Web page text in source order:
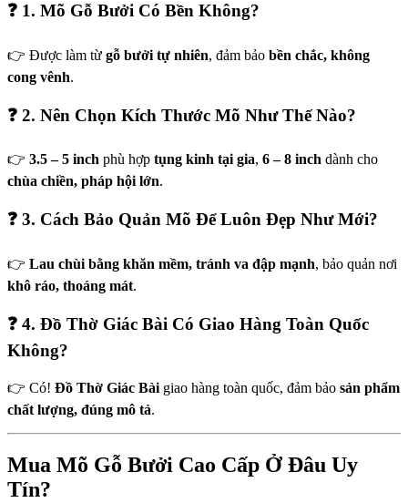
❓ 1. Mõ Gỗ Bưởi Có Bền Không?
👉 Được làm từ gỗ bưởi tự nhiên, đảm bảo bền chắc, không
cong vênh.
❓ 2. Nên Chọn Kích Thước Mõ Như Thế Nào?
👉 3.5 – 5 inch phù hợp tụng kinh tại gia, 6 – 8 inch dành cho
chùa chiền, pháp hội lớn.
❓ 3. Cách Bảo Quản Mõ Để Luôn Đẹp Như Mới?
👉 Lau chùi bằng khăn mềm, tránh va đập mạnh, bảo quản nơi
khô ráo, thoáng mát.
❓ 4. Đồ Thờ Giác Bài Có Giao Hàng Toàn Quốc
Không?
👉 Có! Đồ Thờ Giác Bài giao hàng toàn quốc, đảm bảo sản phẩm
chất lượng, đúng mô tả.
Mua Mõ Gỗ Bưởi Cao Cấp Ở Đâu Uy
Tín?